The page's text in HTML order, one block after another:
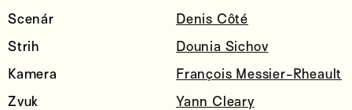
Scenár
Denis Côté
Strih
Dounia Sichov
Kamera
François Messier-Rheault
Zvuk
Yann Cleary